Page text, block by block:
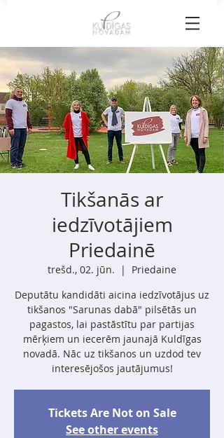
Tikšanās ar
iedzīvotājiem
Priedainē
trešd., 02. jūn.
  |
Priedaine
Deputātu kandidāti aicina iedzīvotājus uz
tikšanos "Sarunas dabā" pilsētās un
pagastos, lai pastāstītu par partijas
mērķiem un iecerēm jaunajā Kuldīgas
novadā. Nāc uz tikšanos un uzdod tev
interesējošos jautājumus!
Tickets Are Not on Sale
See other events